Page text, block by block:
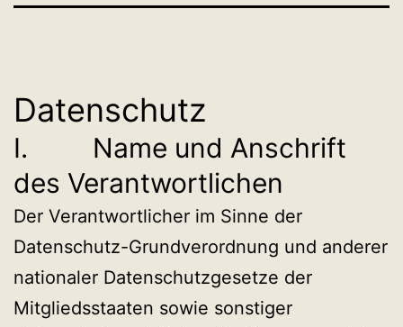
Datenschutz
I. Name und Anschrift
des Verantwortlichen
Der Verantwortlicher im Sinne der
Datenschutz-Grundverordnung und anderer
nationaler Datenschutzgesetze der
Mitgliedsstaaten sowie sonstiger